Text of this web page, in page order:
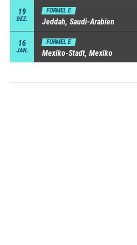
19
DEZ.
FORMEL E
Jeddah, Saudi-Arabien
16
JAN.
FORMEL E
Mexiko-Stadt, Mexiko